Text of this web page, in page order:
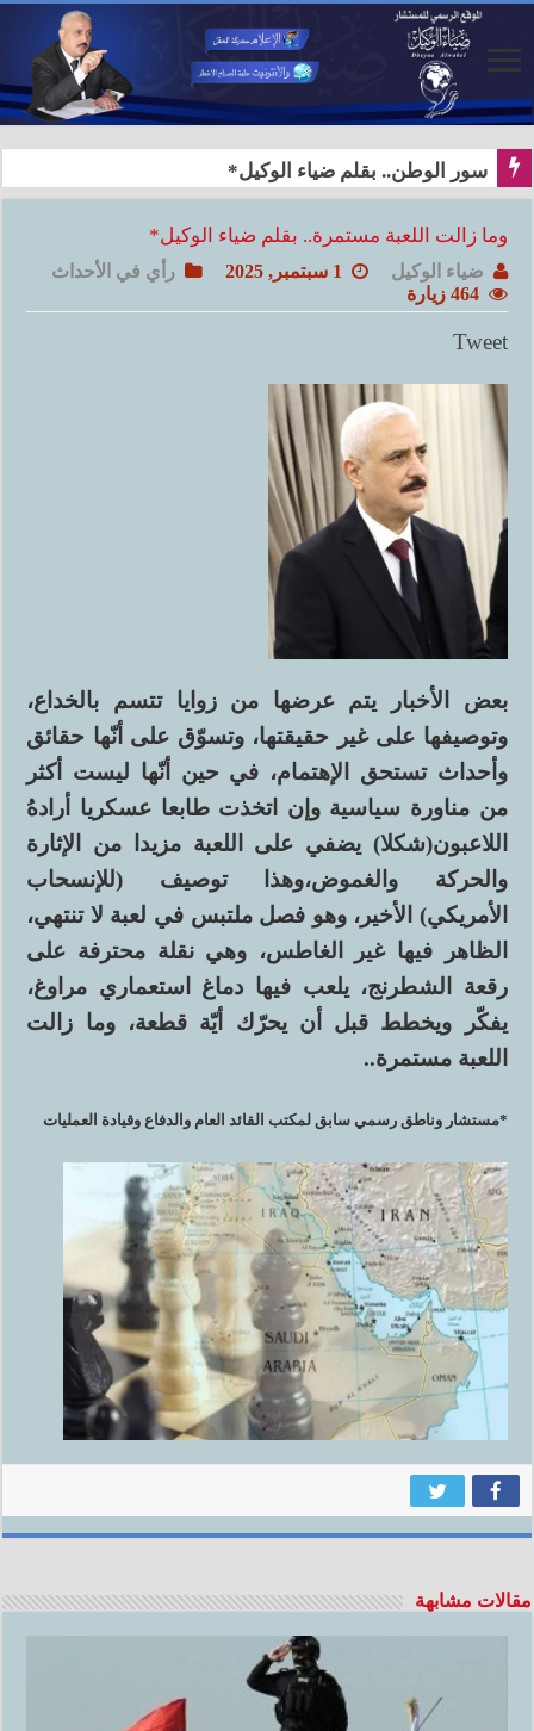
سور الوطن.. بقلم ضياء الوكيل*
وما زالت اللعبة مستمرة.. بقلم ضياء الوكيل*
ضياء الوكيل 1 سبتمبر, 2025
رأي في الأحداث
464 زيارة
Tweet
بعض الأخبار يتم عرضها من زوايا تتسم بالخداع،
وتوصيفها على غير حقيقتها، وتسوّق على أنّها حقائق
وأحداث تستحق الإهتمام، في حين أنّها ليست أكثر
من مناورة سياسية وإن اتخذت طابعا عسكريا أرادهُ
اللاعبون(شكلا) يضفي على اللعبة مزيدا من الإثارة
والحركة والغموض،وهذا توصيف (للإنسحاب
الأمريكي) الأخير، وهو فصل ملتبس في لعبة لا تنتهي،
الظاهر فيها غير الغاطس، وهي نقلة محترفة على
رقعة الشطرنج، يلعب فيها دماغ استعماري مراوغ،
يفكّر ويخطط قبل أن يحرّك أيّة قطعة، وما زالت
اللعبة مستمرة..
*مستشار وناطق رسمي سابق لمكتب القائد العام والدفاع وقيادة العمليات
مقالات مشابهة